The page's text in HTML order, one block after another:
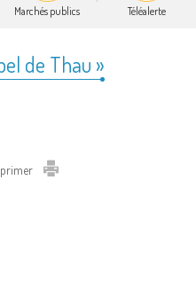
Marchés publics Téléalerte
de Thau »